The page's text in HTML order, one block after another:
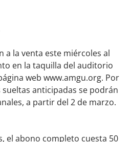
a la venta este miércoles al
en la taquilla del auditorio
web www.amgu.org. Por
anticipadas se podrán
a partir del 2 de marzo.
el abono completo cuesta 50